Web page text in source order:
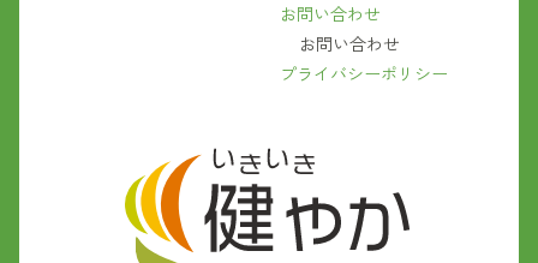
お問い合わせ
お問い合わせ
プライバシーポリシー